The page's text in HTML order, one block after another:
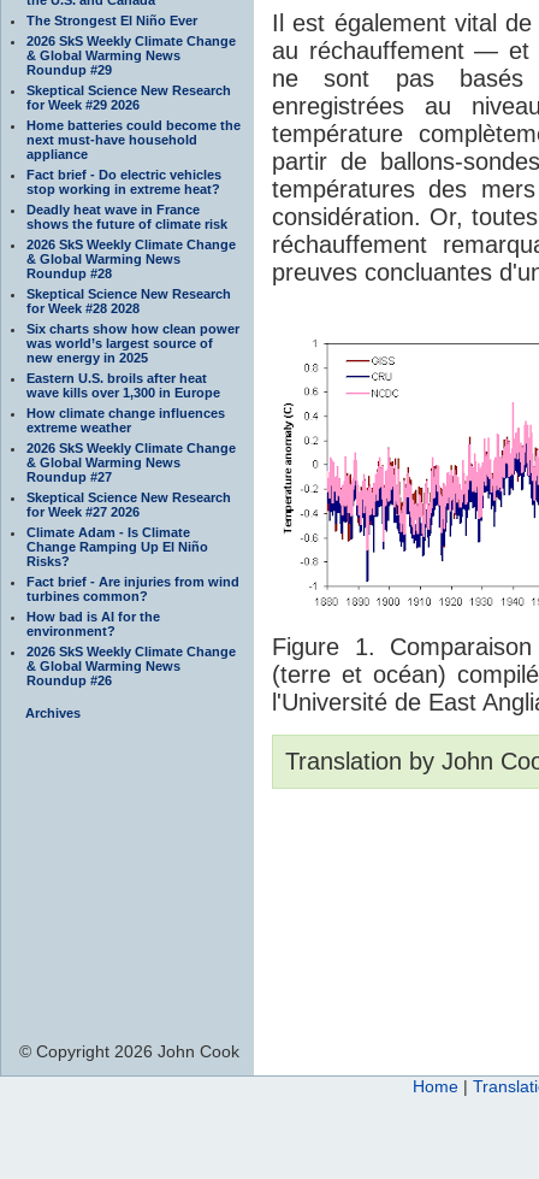
The Strongest El Niño Ever
2026 SkS Weekly Climate Change
& Global Warming News
Roundup #29
Skeptical Science New Research
for Week #29 2026
Home batteries could become the
next must-have household
appliance
Fact brief - Do electric vehicles
stop working in extreme heat?
Deadly heat wave in France
shows the future of climate risk
2026 SkS Weekly Climate Change
& Global Warming News
Roundup #28
Skeptical Science New Research
for Week #28 2028
Six charts show how clean power
was world’s largest source of
new energy in 2025
Eastern U.S. broils after heat
wave kills over 1,300 in Europe
How climate change influences
extreme weather
2026 SkS Weekly Climate Change
& Global Warming News
Roundup #27
Skeptical Science New Research
for Week #27 2026
Climate Adam - Is Climate
Change Ramping Up El Niño
Risks?
Fact brief - Are injuries from wind
turbines common?
How bad is AI for the
environment?
2026 SkS Weekly Climate Change
& Global Warming News
Roundup #26
Archives
Il est également vital
au réchauffement — et
ne sont pas basés
enregistrées au
température
partir de ballons-
températures des
considération. Or,
réchauffement
preuves concluantes
Figure 1.
(terre et océan)
l'Université de East
Translation by John
© Copyright 2026 John Cook
Home |